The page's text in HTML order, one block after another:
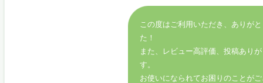
この度はご利用いただき、ありが
た！
また、レビュー高評価、投稿あり
す。
お使いになられてお困りのことが